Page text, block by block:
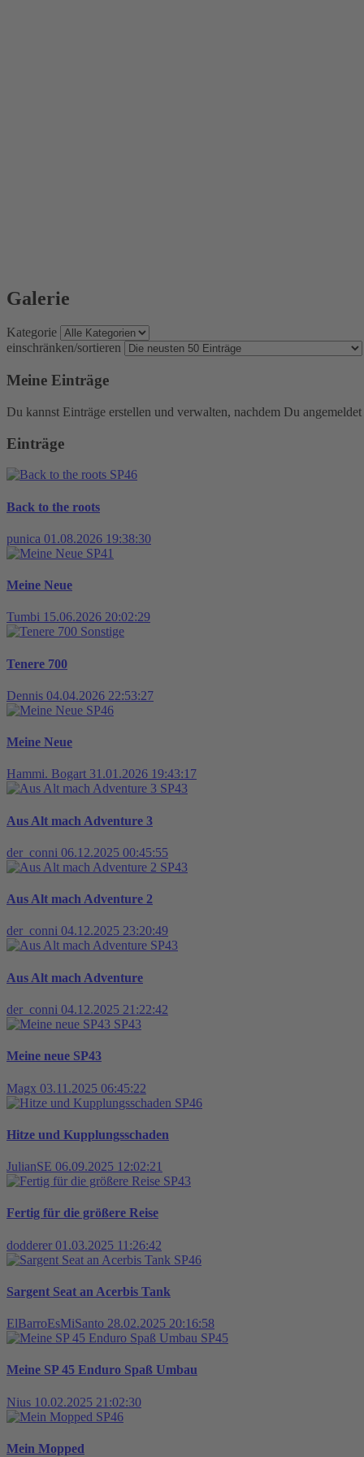
Galerie
Kategorie
einschränken/sortieren
Meine Einträge
Du kannst Einträge erstellen und verwalten, nachdem Du angemeldet
Einträge
SP46
Back to the roots
punica 01.08.2026 19:38:30
SP41
Meine Neue
Tumbi 15.06.2026 20:02:29
Sonstige
Tenere 700
Dennis 04.04.2026 22:53:27
SP46
Meine Neue
Hammi. Bogart 31.01.2026 19:43:17
SP43
Aus Alt mach Adventure 3
der_conni 06.12.2025 00:45:55
SP43
Aus Alt mach Adventure 2
der_conni 04.12.2025 23:20:49
SP43
Aus Alt mach Adventure
der_conni 04.12.2025 21:22:42
SP43
Meine neue SP43
Magx 03.11.2025 06:45:22
SP46
Hitze und Kupplungsschaden
JulianSE 06.09.2025 12:02:21
SP43
Fertig für die größere Reise
dodderer 01.03.2025 11:26:42
SP46
Sargent Seat an Acerbis Tank
ElBarroEsMiSanto 28.02.2025 20:16:58
SP45
Meine SP 45 Enduro Spaß Umbau
Nius 10.02.2025 21:02:30
SP46
Mein Mopped